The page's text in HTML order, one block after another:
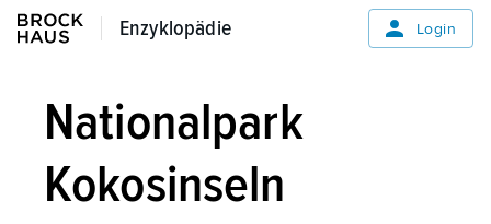
Enzyklopädie
Enzyklopädie Login
Nationalpark
Kokosinseln